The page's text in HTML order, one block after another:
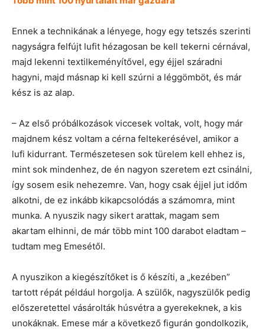
Ennek a technikának a lényege, hogy egy tetszés szerinti
nagyságra felfújt lufit hézagosan be kell tekerni cérnával,
majd lekenni textilkeményítővel, egy éjjel száradni
hagyni, majd másnap ki kell szúrni a léggömböt, és már
kész is az alap.
– Az első próbálkozások viccesek voltak, volt, hogy már
majdnem kész voltam a cérna feltekerésével, amikor a
lufi kidurrant. Természetesen sok türelem kell ehhez is,
mint sok mindenhez, de én nagyon szeretem ezt csinálni,
így sosem esik nehezemre. Van, hogy csak éjjel jut időm
alkotni, de ez inkább kikapcsolódás a számomra, mint
munka. A nyuszik nagy sikert arattak, magam sem
akartam elhinni, de már több mint 100 darabot eladtam –
tudtam meg Emesétől.
A nyuszikon a kiegészítőket is ő készíti, a „kezében”
tartott répát például horgolja. A szülők, nagyszülők pedig
előszeretettel vásárolták húsvétra a gyerekeknek, a kis
unokáknak. Emese már a következő figurán gondolkozik,